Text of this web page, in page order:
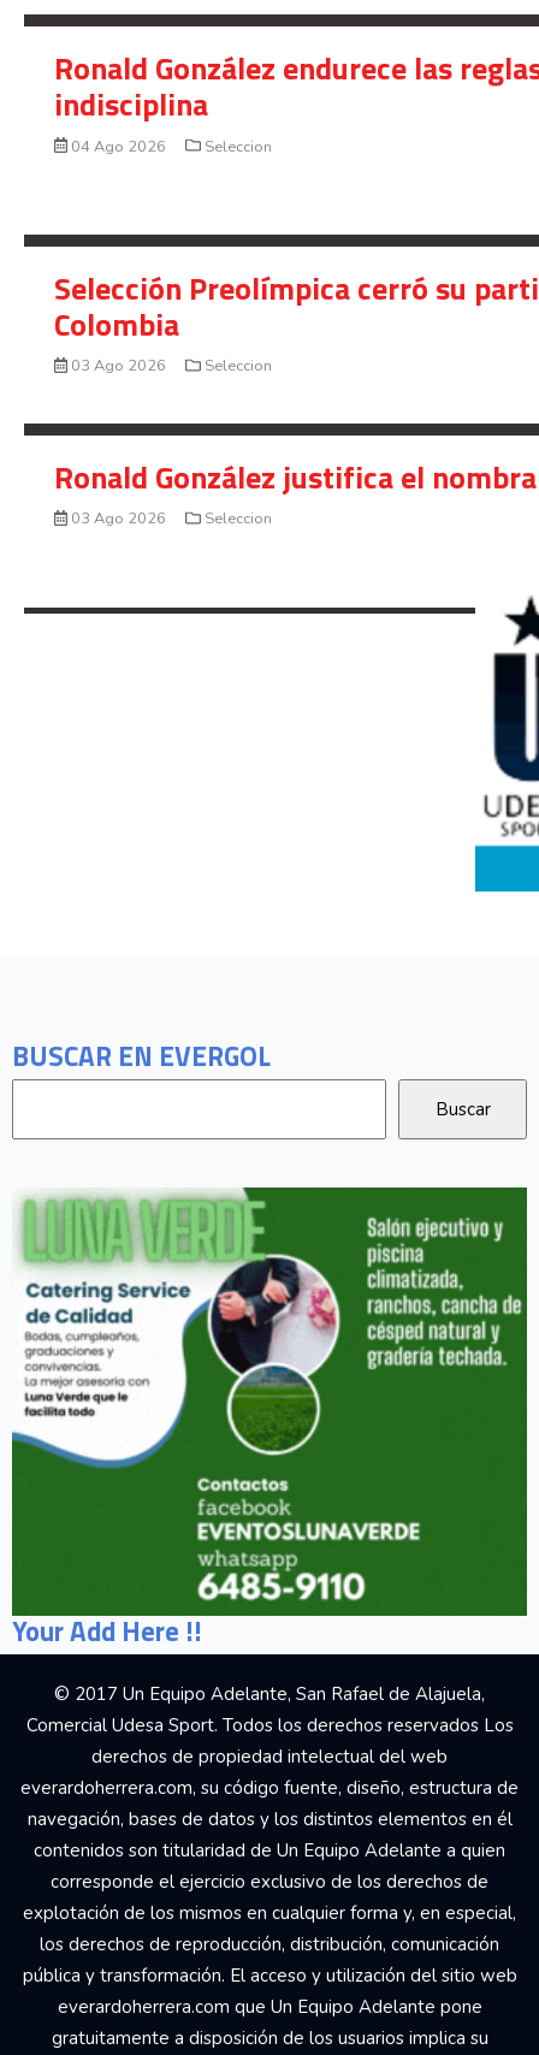
BUSCAR EN EVERGOL
Your Add Here !!
Ronald González endurece las
indisciplina
04 Ago 2026 Seleccion
Selección Preolímpica cerró su
Colombia
03 Ago 2026 Seleccion
Ronald González justifica el
03 Ago 2026 Seleccion
© 2017 Un Equipo Adelante, San Rafael de Alajuela,
Comercial Udesa Sport. Todos los derechos reservados Los
derechos de propiedad intelectual del web
everardoherrera.com, su código fuente, diseño, estructura de
navegación, bases de datos y los distintos elementos en él
contenidos son titularidad de Un Equipo Adelante a quien
corresponde el ejercicio exclusivo de los derechos de
explotación de los mismos en cualquier forma y, en especial,
los derechos de reproducción, distribución, comunicación
pública y transformación. El acceso y utilización del sitio web
everardoherrera.com que Un Equipo Adelante pone
gratuitamente a disposición de los usuarios implica su